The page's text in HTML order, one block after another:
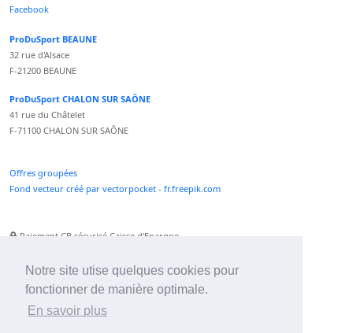
Notre site utise quelques cookies pour
fonctionner de manière optimale.
En savoir plus
Facebook
ProDuSport BEAUNE
32 rue d'Alsace
F-21200 BEAUNE
ProDuSport CHALON SUR SAÔNE
41 rue du Châtelet
F-71100 CHALON SUR SAÔNE
Offres groupées
Fond vecteur créé par vectorpocket - fr.freepik.com
Paiement CB sécurisé Caisse d'Epargne
Paiement Paypal accepté